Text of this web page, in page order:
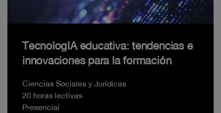
TecnologIA educativa: tendencias e
innovaciones para la formación
Ciencias Sociales y Jurídicas
20 horas lectivas
Presencial